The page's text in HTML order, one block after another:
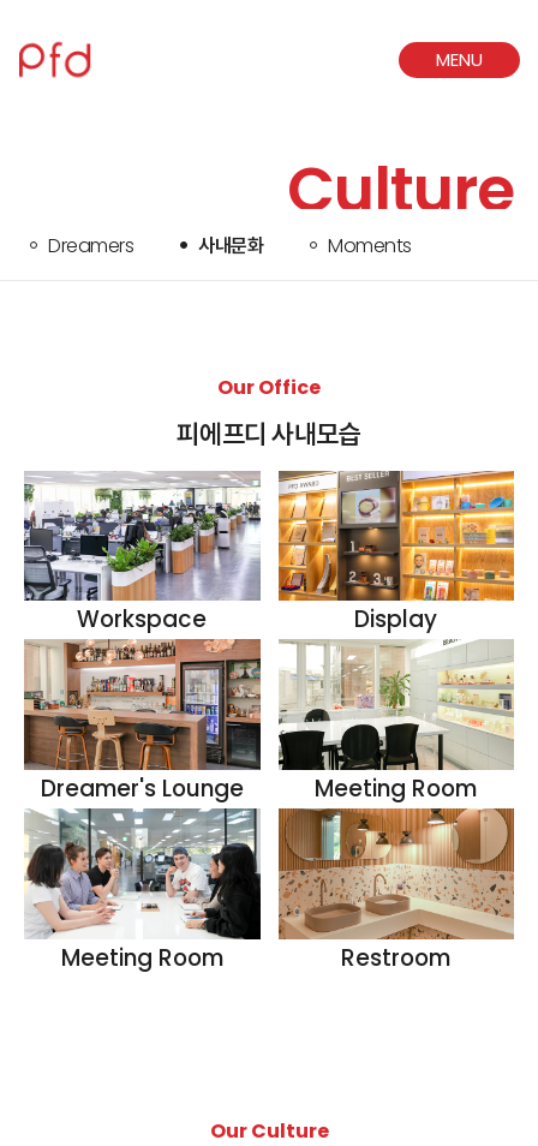
MENU
Culture
Dreamers 사내문화 Moments
Our Office
피에프디 사내모습
Workspace Display
Dreamer's Lounge Meeting Room
Meeting Room Restroom
Our Culture